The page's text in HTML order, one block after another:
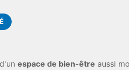
espace de bien-être aussi